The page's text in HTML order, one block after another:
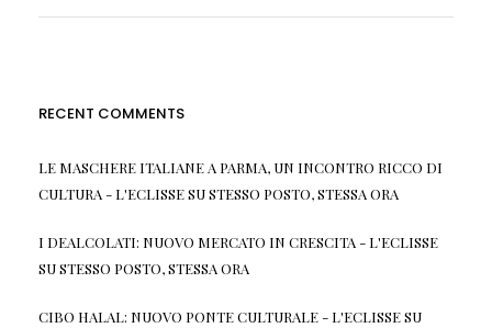
RECENT COMMENTS
LE MASCHERE ITALIANE A PARMA, UN INCONTRO RICCO DI
CULTURA - L'ECLISSESUSTESSO POSTO, STESSA ORA
I DEALCOLATI: NUOVO MERCATO IN CRESCITA - L'ECLISSE
SUSTESSO POSTO, STESSA ORA
CIBO HALAL: NUOVO PONTE CULTURALE - L'ECLISSESU